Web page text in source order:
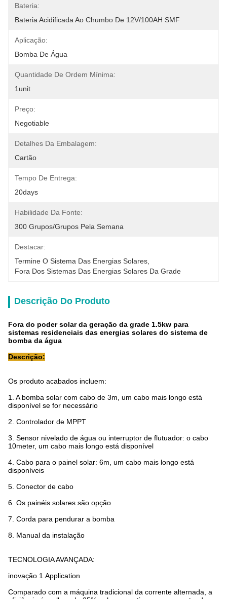
Bateria:
Bateria Acidificada Ao Chumbo De 12V/100AH SMF
Aplicação:
Bomba De Água
Quantidade De Ordem Mínima:
1unit
Preço:
Negotiable
Detalhes Da Embalagem:
Cartão
Tempo De Entrega:
20days
Habilidade Da Fonte:
300 Grupos/grupos Pela Semana
Destacar:
Termine O Sistema Das Energias Solares
Fora Dos Sistemas Das Energias Solares Da Grade
Descrição Do Produto
Fora do poder solar da geração da grade 1.5kw para
sistemas residenciais das energias solares do sistema de
bomba da água
Descrição:
Os produto acabados incluem:
1. A bomba solar com cabo de 3m, um cabo mais longo está
disponível se for necessário
2. Controlador de MPPT
3. Sensor nivelado de água ou interruptor de flutuador: o cabo
10meter, um cabo mais longo está disponível
4. Cabo para o painel solar: 6m, um cabo mais longo está
disponíveis
5. Conector de cabo
6. Os painéis solares são opção
7. Corda para pendurar a bomba
8. Manual da instalação
TECNOLOGIA AVANÇADA:
inovação 1.Application
Comparado com a máquina tradicional da corrente alternada, a